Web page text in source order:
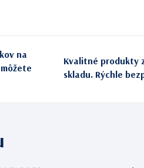
na
Kvalitné produkty
skladu. Rýchle